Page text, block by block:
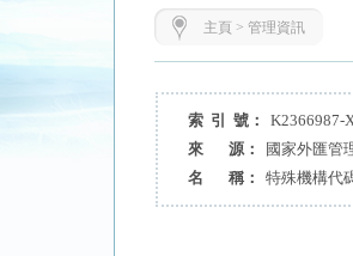
主頁 > 管理資訊
索 引 號：
K2366987-
來 源：
國家外匯管
名 稱：
特殊機構代